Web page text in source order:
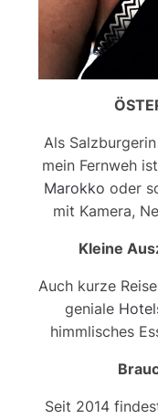
Als
mein Fernweh
Marokko oder
mit Kamera,
Kleine
Auch kurze
geniale
himmlisches
Seit 2014